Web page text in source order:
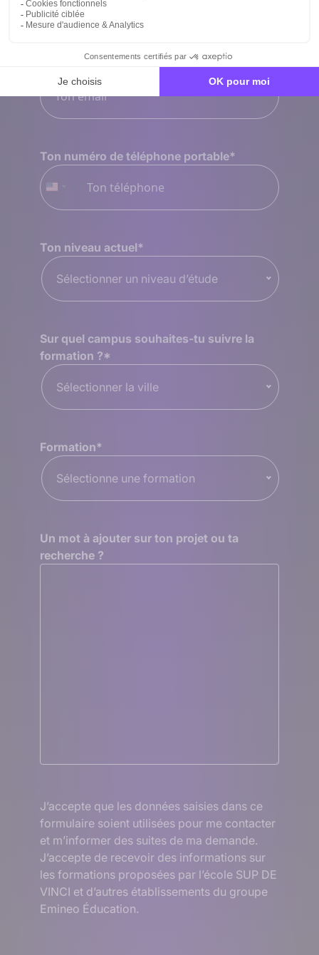
Ton numéro de téléphone portable*
États-
Unis
Ton niveau actuel*
Sélectionner un niveau d’étude
Sur quel campus souhaites-tu suivre la
formation ?*
Sélectionner la ville
Formation*
Sélectionne une formation
Un mot à ajouter sur ton projet ou ta
recherche ?
RGPD
J’accepte que les données saisies dans ce
formulaire soient utilisées pour me contacter
et m’informer des suites de ma demande.
J’accepte de recevoir des informations sur
les formations proposées par l’école SUP DE
VINCI et d’autres établissements du groupe
Emineo Éducation.